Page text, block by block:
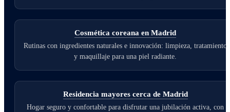
Cosmética coreana en Madrid
Rutinas con ingredientes naturales e innovación: limpieza, tratamiento
y maquillaje para una piel radiante.
Residencia mayores cerca de Madrid
Hogar seguro y confortable para disfrutar una jubilación activa, con